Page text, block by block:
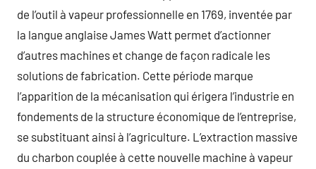
de l’outil à vapeur professionnelle en 1769, inventée par
la langue anglaise James Watt permet d’actionner
d’autres machines et change de façon radicale les
solutions de fabrication. Cette période marque
l’apparition de la mécanisation qui érigera l’industrie en
fondements de la structure économique de l’entreprise,
se substituant ainsi à l’agriculture. L’extraction massive
du charbon couplée à cette nouvelle machine à vapeur